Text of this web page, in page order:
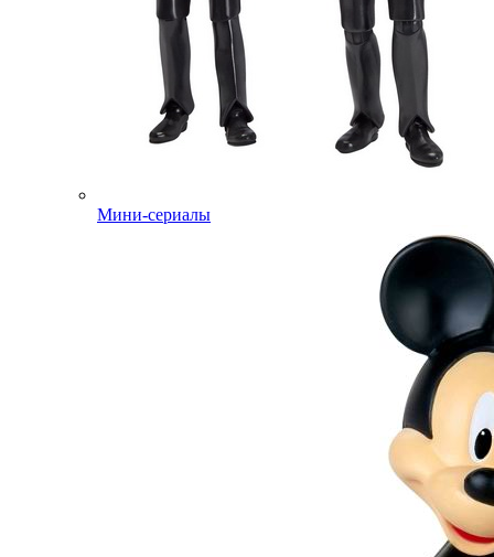
Мини-сериалы